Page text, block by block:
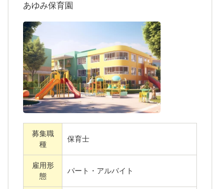
・あゆみ保育園では、パートの保育士として
園を支えてくれる方を募集しています。
・年間を通して行事を開いているため、子ど
も達の笑顔が絶えない明るい雰囲気の職場で
す。
・横浜市内で子育て支援事業を展開する「社
会福祉法人恵泉会」が運営しています。
魅力はこちらです
・鶴ヶ峰駅から歩いて3分と、徒歩で通ってい
す。
・あなたのライフスタイルに合わせての働き
あゆみ保育園
募集職
種
保育士
雇用形
態
パート・アルバイト